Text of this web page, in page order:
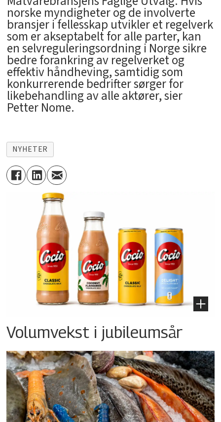
norske myndigheter og de involverte
bransjer i fellesskap utvikler et regelverk
som er akseptabelt for alle parter, kan
en selvreguleringsordning i Norge sikre
bedre forankring av regelverket og
effektiv håndheving, samtidig som
konkurrerende bedrifter sørger for
likebehandling av alle aktører, sier
Petter Nome.
NYHETER
Volumvekst i jubileumsår